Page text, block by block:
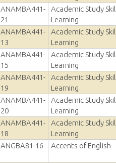
ANAMBA441-
21
Academic Study
Learning
ANAMBA441-
13
Academic Study
Learning
ANAMBA441-
15
Academic Study
Learning
ANAMBA441-
19
Academic Study
Learning
ANAMBA441-
20
Academic Study
Learning
ANAMBA441-
18
Academic Study
Learning
ANGBA81-16
Accents of English